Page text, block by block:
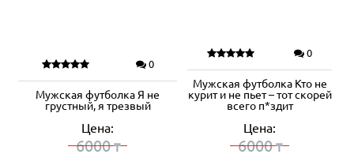
0
Мужская футболка Я не
грустный, я трезвый
Цена:
6000₸
0
Мужская футболка Кто не
курит и не пьет – тот скорей
всего п*здит
Цена:
6000₸